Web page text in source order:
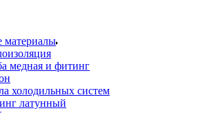
материалы
медная и фитинг
холодильных систем
латунный